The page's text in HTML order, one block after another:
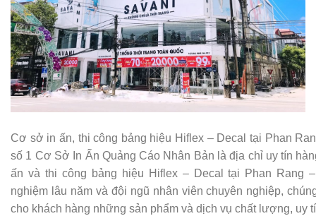
Cơ sở in ấn, thi công bảng hiệu Hiflex – Decal tại Phan
số 1 Cơ Sở In Ấn Quảng Cáo Nhân Bản là địa chỉ uy tín
ấn và thi công bảng hiệu Hiflex – Decal tại Phan Rang
nghiệm lâu năm và đội ngũ nhân viên chuyên nghiệp,
cho khách hàng những sản phẩm và dịch vụ chất lượng, uy